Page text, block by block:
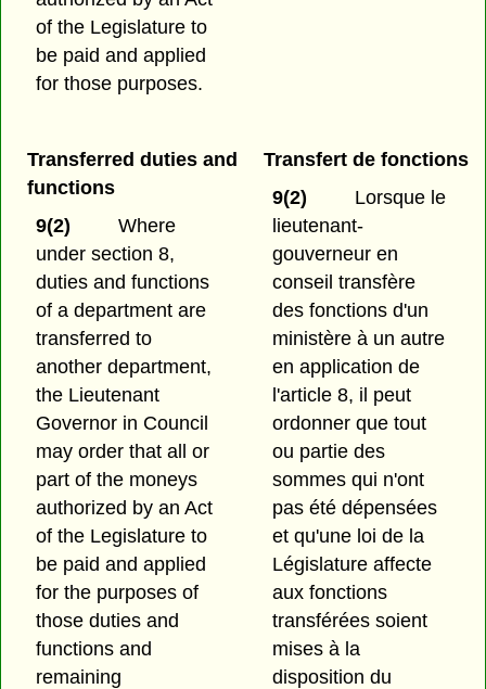
of the Legislature to
be paid and applied
for those purposes.
Transferred duties and
functions
9(2)
Where
under section 8,
duties and functions
of a department are
transferred to
another department,
the Lieutenant
Governor in Council
may order that all or
part of the moneys
authorized by an Act
of the Legislature to
be paid and applied
for the purposes of
those duties and
functions and
remaining
Transfert de fonctions
9(2)
Lorsque le
lieutenant-
gouverneur en
conseil transfère
des fonctions d'un
ministère à un autre
en application de
l'article 8, il peut
ordonner que tout
ou partie des
sommes qui n'ont
pas été dépensées
et qu'une loi de la
Législature affecte
aux fonctions
transférées soient
mises à la
disposition du